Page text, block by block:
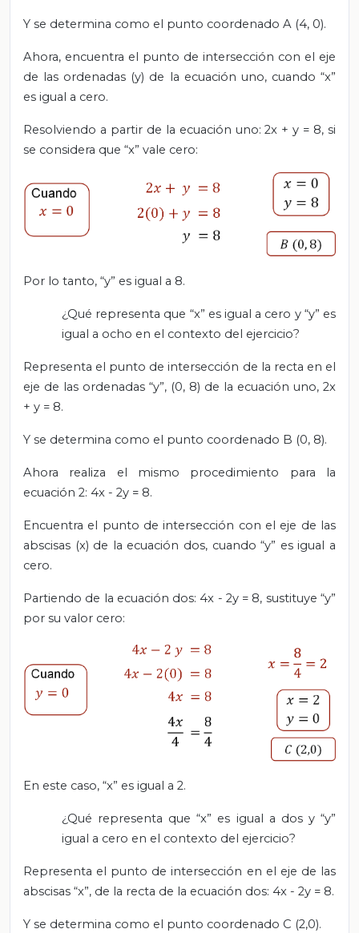
Y se determina como el punto coordenado A (4, 0).
Ahora, encuentra el punto de intersección con el eje
de las ordenadas (y) de la ecuación uno, cuando “x”
es igual a cero.
Resolviendo a partir de la ecuación uno: 2x + y = 8, si
se considera que “x” vale cero:
Por lo tanto, “y” es igual a 8.
¿Qué representa que “x” es igual a cero y “y” es
igual a ocho en el contexto del ejercicio?
Representa el punto de intersección de la recta en el
eje de las ordenadas “y”, (0, 8) de la ecuación uno, 2x
+ y = 8.
Y se determina como el punto coordenado B (0, 8).
Ahora realiza el mismo procedimiento para la
ecuación 2: 4x - 2y = 8.
Encuentra el punto de intersección con el eje de las
abscisas (x) de la ecuación dos, cuando “y” es igual a
cero.
Partiendo de la ecuación dos: 4x - 2y = 8, sustituye “y”
por su valor cero:
En este caso, “x” es igual a 2.
¿Qué representa que “x” es igual a dos y “y”
igual a cero en el contexto del ejercicio?
Representa el punto de intersección en el eje de las
abscisas “x”, de la recta de la ecuación dos: 4x - 2y = 8.
Y se determina como el punto coordenado C (2,0).